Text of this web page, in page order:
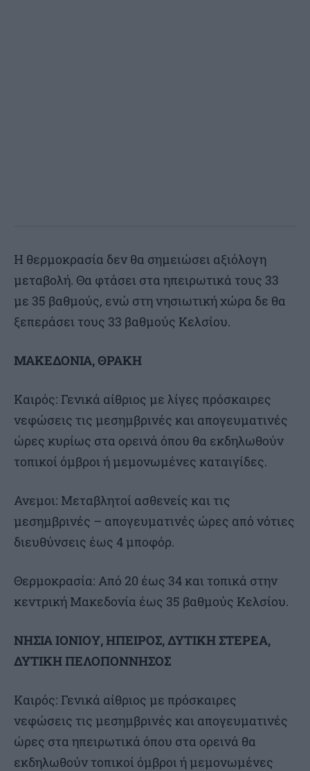
Η θερμοκρασία δεν θα σημειώσει αξιόλογη
μεταβολή. Θα φτάσει στα ηπειρωτικά τους 33
με 35 βαθμούς, ενώ στη νησιωτική χώρα δε θα
ξεπεράσει τους 33 βαθμούς Κελσίου.
ΜΑΚΕΔΟΝΙΑ, ΘΡΑΚΗ
Καιρός: Γενικά αίθριος με λίγες πρόσκαιρες
νεφώσεις τις μεσημβρινές και απογευματινές
ώρες κυρίως στα ορεινά όπου θα εκδηλωθούν
τοπικοί όμβροι ή μεμονωμένες καταιγίδες.
Ανεμοι: Μεταβλητοί ασθενείς και τις
μεσημβρινές – απογευματινές ώρες από νότιες
διευθύνσεις έως 4 μποφόρ.
Θερμοκρασία: Από 20 έως 34 και τοπικά στην
κεντρική Μακεδονία έως 35 βαθμούς Κελσίου.
ΝΗΣΙΑ ΙΟΝΙΟΥ, ΗΠΕΙΡΟΣ, ΔΥΤΙΚΗ ΣΤΕΡΕΑ,
ΔΥΤΙΚΗ ΠΕΛΟΠΟΝΝΗΣΟΣ
Καιρός: Γενικά αίθριος με πρόσκαιρες
νεφώσεις τις μεσημβρινές και απογευματινές
ώρες στα ηπειρωτικά όπου στα ορεινά θα
εκδηλωθούν τοπικοί όμβροι ή μεμονωμένες